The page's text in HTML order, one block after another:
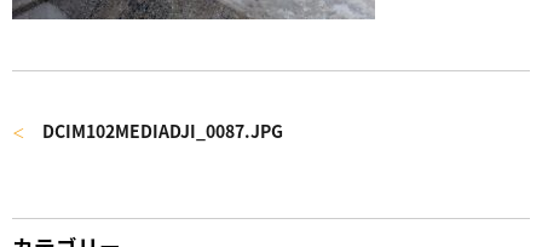
＜ DCIM102MEDIADJI_0087.JPG